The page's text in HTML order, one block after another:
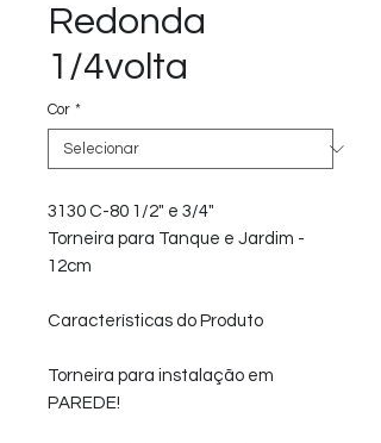
Redonda
1/4volta
Cor *
3130 C-80 1/2" e 3/4"
Torneira para Tanque e Jardim -
12cm
Características do Produto
Torneira para instalação em
PAREDE!